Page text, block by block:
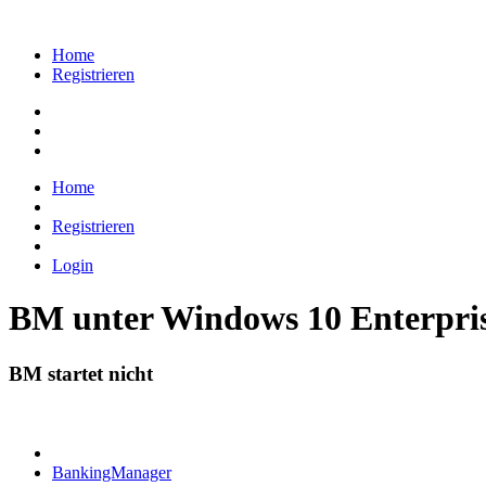
Home
Registrieren
Home
Registrieren
Login
BM unter Windows 10
BM startet nicht
BankingManager